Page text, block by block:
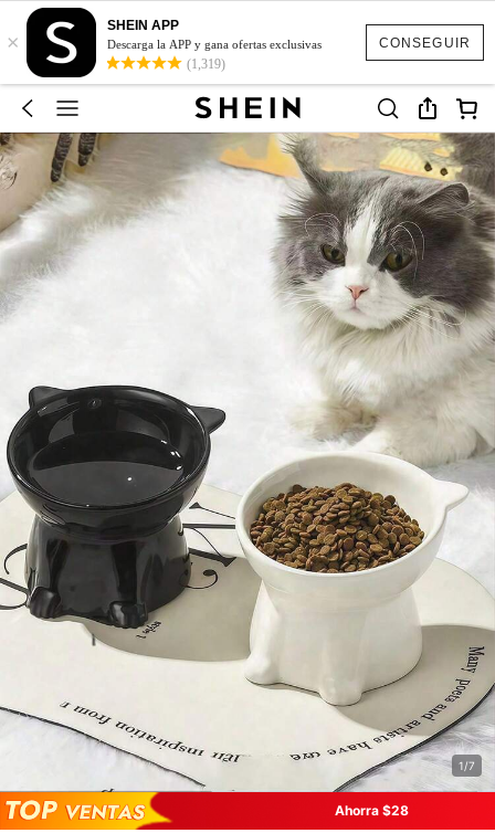
CONSEGUIR
×
SHEIN APP
Descarga la APP y gana ofertas exclusivas
(1,319)
1/7
Ahorra $28